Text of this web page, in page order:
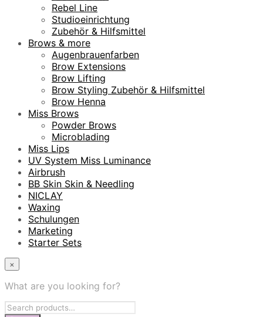
Rebel Line
Studioeinrichtung
Zubehör & Hilfsmittel
Brows & more
Augenbrauenfarben
Brow Extensions
Brow Lifting
Brow Styling Zubehör & Hilfsmittel
Brow Henna
Miss Brows
Powder Brows
Microblading
Miss Lips
UV System Miss Luminance
Airbrush
BB Skin Skin & Needling
NICLAY
Waxing
Schulungen
Marketing
Starter Sets
×
What are you looking for?